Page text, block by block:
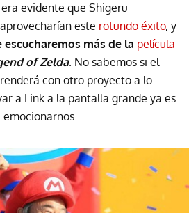
era evidente que Shigeru
este rotundo éxito, y
más de la película
of Zelda. No sabemos si el
con otro proyecto a lo
a Link a la pantalla grande ya es